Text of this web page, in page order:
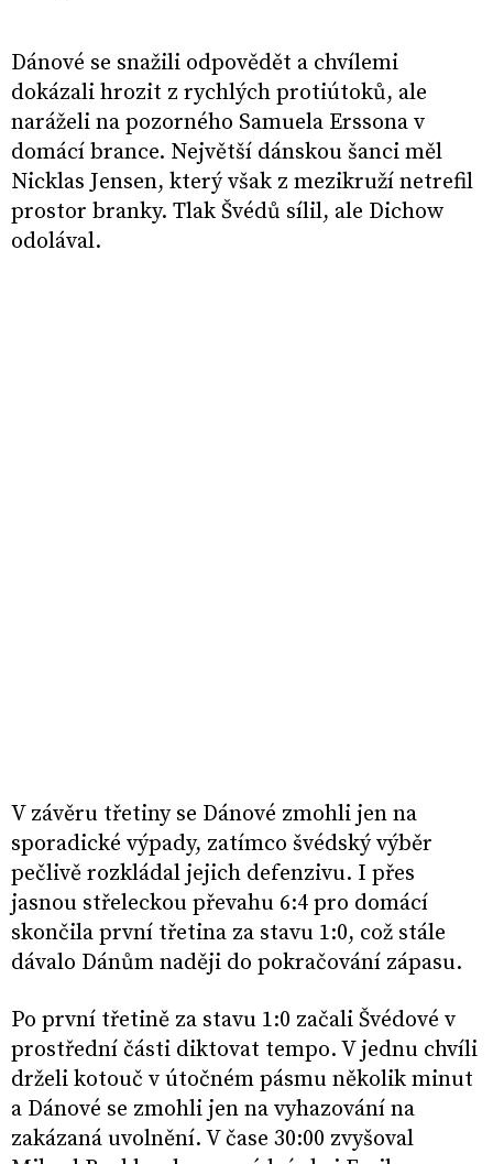
Dánové se snažili odpovědět a chvílemi
dokázali hrozit z rychlých protiútoků, ale
naráželi na pozorného Samuela Erssona v
domácí brance. Největší dánskou šanci měl
Nicklas Jensen, který však z mezikruží netrefil
prostor branky. Tlak Švédů sílil, ale Dichow
odolával.
V závěru třetiny se Dánové zmohli jen na
sporadické výpady, zatímco švédský výběr
pečlivě rozkládal jejich defenzivu. I přes
jasnou střeleckou převahu 6:4 pro domácí
skončila první třetina za stavu 1:0, což stále
dávalo Dánům naději do pokračování zápasu.
Po první třetině za stavu 1:0 začali Švédové v
prostřední části diktovat tempo. V jednu chvíli
drželi kotouč v útočném pásmu několik minut
a Dánové se zmohli jen na vyhazování na
zakázaná uvolnění. V čase 30:00 zvyšoval